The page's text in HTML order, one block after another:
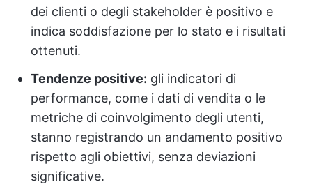
dei clienti o degli stakeholder è positivo e
indica soddisfazione per lo stato e i risultati
ottenuti.
Tendenze positive: gli indicatori di
performance, come i dati di vendita o le
metriche di coinvolgimento degli utenti,
stanno registrando un andamento positivo
rispetto agli obiettivi, senza deviazioni
significative.